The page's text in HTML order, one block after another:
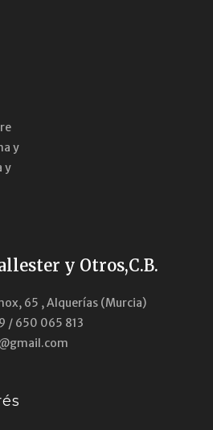
y
y
y Otros,C.B.
65 , Alquerías (Murcia)
/ 650 065 813